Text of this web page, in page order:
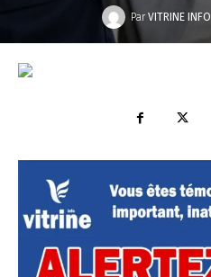
Par VITRINE INFO